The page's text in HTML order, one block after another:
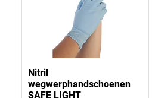
Nitril
wegwerphandschoenen
SAFE LIGHT